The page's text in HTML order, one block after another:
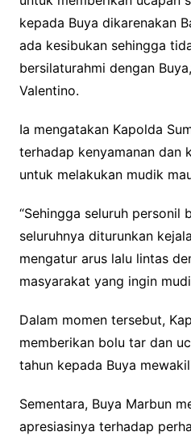
kepada Buya dikarenakan
ada kesibukan sehingga
bersilaturahmi dengan
Valentino.
Ia mengatakan Kapolda
terhadap kenyamanan dan
untuk melakukan mudik
“Sehingga seluruh
seluruhnya diturunkan
mengatur arus lalu lintas
masyarakat yang ingin
Dalam momen tersebut,
memberikan bolu tar dan
tahun kepada Buya
Sementara, Buya Marbun
apresiasinya terhadap